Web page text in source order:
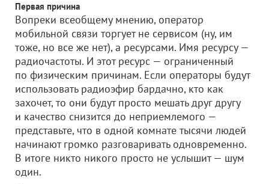
Первая причина
Вопреки всеобщему мнению, оператор
мобильной связи торгует не сервисом (ну, им
тоже, но все же нет), а ресурсами. Имя ресурсу —
радиочастоты. И этот ресурс — ограниченный
по физическим причинам. Если операторы будут
использовать радиоэфир бардачно, кто как
захочет, то они будут просто мешать друг другу
и качество снизится до неприемлемого —
представьте, что в одной комнате тысячи людей
начинают громко разговаривать одновременно.
В итоге никто никого просто не услышит — шум
один.